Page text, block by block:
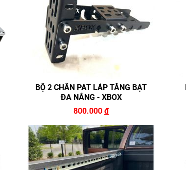
BỘ 2 CHÂN PAT LẮP TĂNG BẠT
ĐA NẮNG - XBOX
800.000 đ